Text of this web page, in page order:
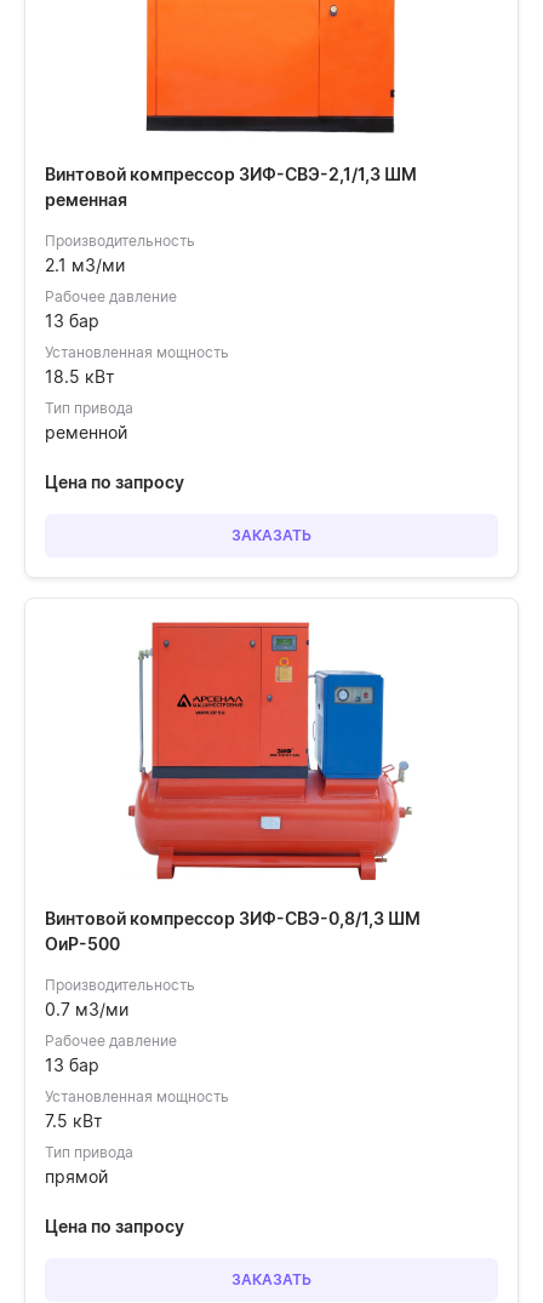
Винтовой компрессор ЗИФ-СВЭ-2,1/1,3 ШМ
ременная
Производительность
2.1 м3/ми
Рабочее давление
13 бар
Установленная мощность
18.5 кВт
Тип привода
ременной
Цена по запросу
ЗАКАЗАТЬ
Винтовой компрессор ЗИФ-СВЭ-0,8/1,3 ШМ
ОиР-500
Производительность
0.7 м3/ми
Рабочее давление
13 бар
Установленная мощность
7.5 кВт
Тип привода
прямой
Цена по запросу
ЗАКАЗАТЬ